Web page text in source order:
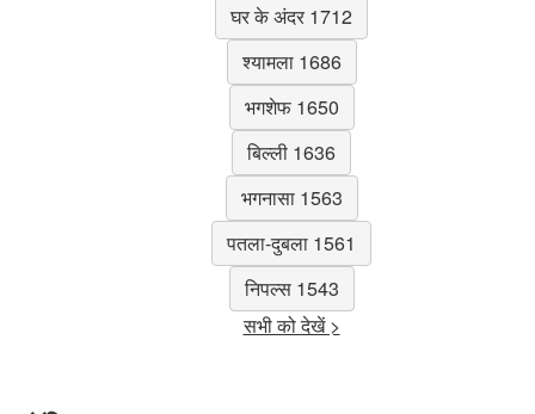
घर के अंदर 1712
श्यामला 1686
भगशेफ 1650
बिल्ली 1636
भगनासा 1563
पतला-दुबला 1561
निपल्स 1543
सभी को देखें >